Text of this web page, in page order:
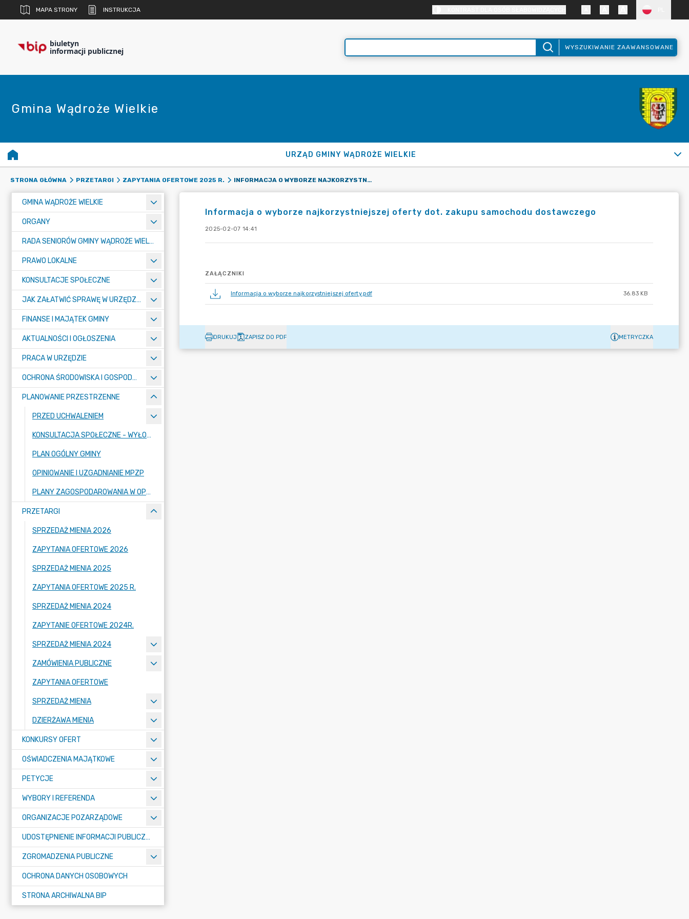
MAPA STRONY INSTRUKCJA
biuletyn
informacji publicznej WYSZUKIWANIE ZAAWANSOWANE
Gmina Wądroże Wielkie
URZĄD GMINY WĄDROŻE WIELKIE
STRONA GŁÓWNA PRZETARGI ZAPYTANIA OFERTOWE 2025 R. INFORMACJA O WYBORZE NAJKORZYSTNIEJSZEJ OFERTY DOT. ZAKUPU SAMOCHODU DOSTAWCZEGO
GMINA WĄDROŻE WIELKIE
ORGANY
RADA SENIORÓW GMINY WĄDROŻE WIELKIE
PRAWO LOKALNE
KONSULTACJE SPOŁECZNE
JAK ZAŁATWIĆ SPRAWĘ W URZĘDZIE ? - KARTY USŁUG I FORMULARZE
FINANSE I MAJĄTEK GMINY
AKTUALNOŚCI I OGŁOSZENIA
PRACA W URZĘDZIE
OCHRONA ŚRODOWISKA I GOSPODARKA KOMUNALNA
PLANOWANIE PRZESTRZENNE
PRZED UCHWALENIEM
KONSULTACJA SPOŁECZNE - WYŁOŻENIE
PLAN OGÓLNY GMINY
OPINIOWANIE I UZGADNIANIE MPZP
PLANY ZAGOSPODAROWANIA W OPRACOWANIU
PRZETARGI
SPRZEDAŻ MIENIA 2026
ZAPYTANIA OFERTOWE 2026
SPRZEDAŻ MIENIA 2025
ZAPYTANIA OFERTOWE 2025 R.
SPRZEDAŻ MIENIA 2024
ZAPYTANIE OFERTOWE 2024R.
SPRZEDAŻ MIENIA 2024
ZAMÓWIENIA PUBLICZNE
ZAPYTANIA OFERTOWE
SPRZEDAŻ MIENIA
DZIERŻAWA MIENIA
KONKURSY OFERT
OŚWIADCZENIA MAJĄTKOWE
PETYCJE
WYBORY I REFERENDA
ORGANIZACJE POZARZĄDOWE
UDOSTĘPNIENIE INFORMACJI PUBLICZNEJ
ZGROMADZENIA PUBLICZNE
OCHRONA DANYCH OSOBOWYCH
STRONA ARCHIWALNA BIP
Informacja o wyborze najkorzystniejszej oferty dot. zakupu samochodu dostawczego
2025-02-07 14:41
ZAŁĄCZNIKI
Informacja o wyborze najkorzystniejszej oferty.pdf 36.83 KB
DRUKUJ ZAPISZ DO PDF METRYCZKA